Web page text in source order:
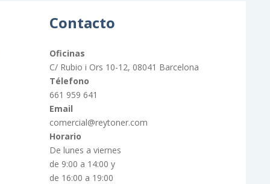
Contacto
Oficinas
C/ Rubio i Ors 10-12, 08041 Barcelona
Télefono
661 959 641
Email
comercial@reytoner.com
Horario
De lunes a viernes
de 9:00 a 14:00 y
de 16:00 a 19:00